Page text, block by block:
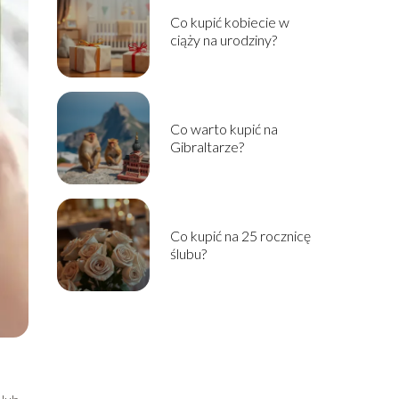
Co kupić kobiecie w
ciąży na urodziny?
Co warto kupić na
Gibraltarze?
Co kupić na 25 rocznicę
ślubu?